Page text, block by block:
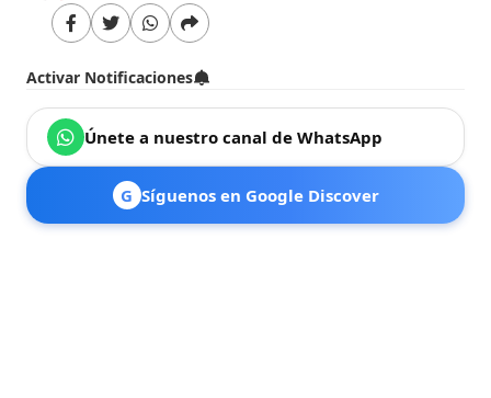
Activar Notificaciones
Únete a nuestro canal de WhatsApp
G Síguenos en Google Discover